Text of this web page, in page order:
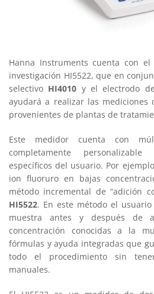
Hanna Instruments cuenta con
investigación HI5522, que en
selectivo HI4010 y el electrodo
ayudará a realizar las mediciones
provenientes de plantas de
Este medidor cuenta con
completamente
específicos del usuario. Por
ion fluoruro en bajas
método incremental de “adición
HI5522. En este método el
muestra antes y después de
concentración conocidas a la
fórmulas y ayuda integradas que
todo el procedimiento sin
manuales.